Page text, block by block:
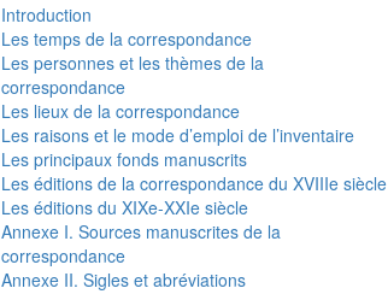
Introduction
Les temps de la correspondance
Les personnes et les thèmes de la
correspondance
Les lieux de la correspondance
Les raisons et le mode d’emploi de l’inventaire
Les principaux fonds manuscrits
Les éditions de la correspondance du XVIIIe siècle
Les éditions du XIXe-XXIe siècle
Annexe I. Sources manuscrites de la
correspondance
Annexe II. Sigles et abréviations